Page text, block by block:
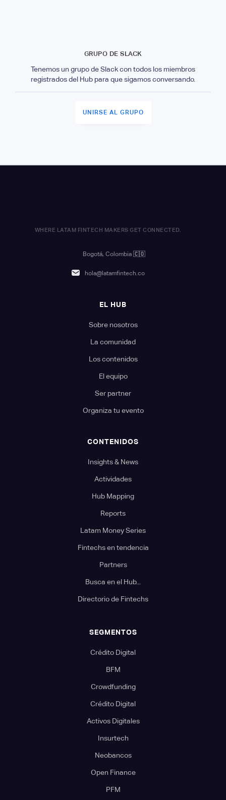
GRUPO DE SLACK
Tenemos un grupo de Slack con todos los miembros
registrados del Hub para que sigamos conversando.
UNIRSE AL GRUPO
WHERE LATAM FINTECH MAKERS GET CONNECTED.
Bogotá, Colombia 🇨🇴
hola@latamfintech.co
EL HUB
Sobre nosotros
La comunidad
Los contenidos
El equipo
Ser partner
Organiza tu evento
CONTENIDOS
Insights & News
Actividades
Hub Mapping
Reports
Latam Money Series
Fintechs en tendencia
Partners
Busca en el Hub...
Directorio de Fintechs
SEGMENTOS
Crédito Digital
BFM
Crowdfunding
Crédito Digital
Activos Digitales
Insurtech
Neobancos
Open Finance
PFM